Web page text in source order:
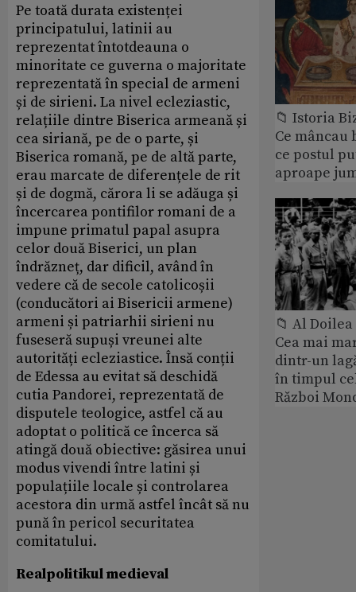
Pe toată durata existenței
principatului, latinii au
reprezentat întotdeauna o
minoritate ce guverna o majoritate
reprezentată în special de armeni
și de sirieni. La nivel ecleziastic,
relațiile dintre Biserica armeană și
cea siriană, pe de o parte, și
Biserica romană, pe de altă parte,
erau marcate de diferențele de rit
și de dogmă, cărora li se adăuga și
încercarea pontifilor romani de a
impune primatul papal asupra
celor două Biserici, un plan
îndrăzneț, dar dificil, având în
vedere că de secole catolicoșii
(conducători ai Bisericii armene)
armeni și patriarhii sirieni nu
fuseseră supuși vreunei alte
autorități ecleziastice. Însă conții
de Edessa au evitat să deschidă
cutia Pandorei, reprezentată de
disputele teologice, astfel că au
adoptat o politică ce încerca să
atingă două obiective: găsirea unui
modus vivendi între latini și
populațiile locale și controlarea
acestora din urmă astfel încât să nu
pună în pericol securitatea
comitatului.
Realpolitikul medieval
📁 Istoria
Ce
ce postul
aproape
📁 Al
Cea mai
dintr-un
în timpul
Război